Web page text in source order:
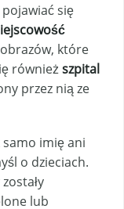
się
które
równieższpital
przez nią ze
samo imię ani
o dzieciach.
lub